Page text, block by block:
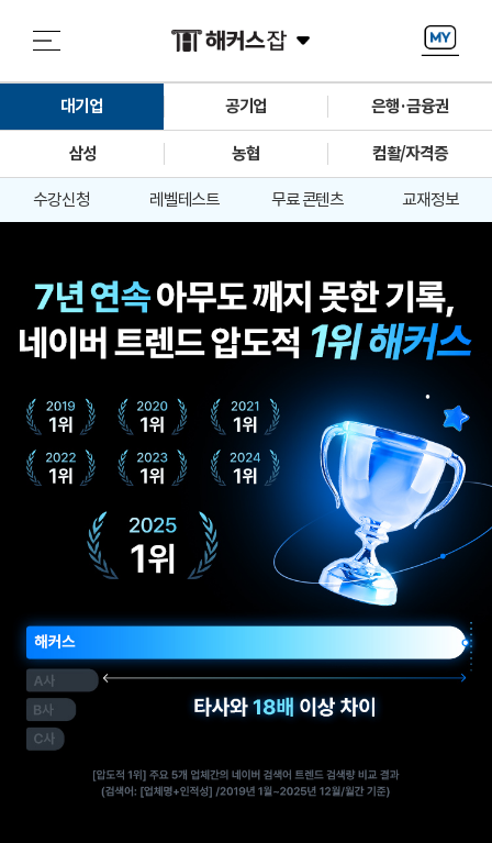
대기업 공기업 은행·금융권
삼성 농협 컴활/자격증
수강신청 레벨테스트 무료 콘텐츠 교재정보